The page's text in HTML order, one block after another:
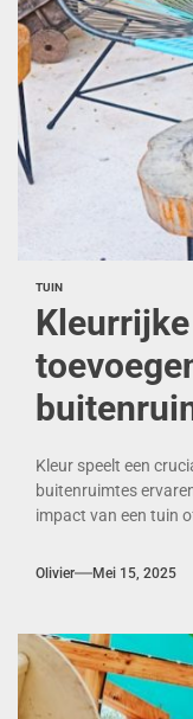
TUIN
Kleur speelt een
buitenruimtes
impact van een tuin
Olivier Mei 15, 2025